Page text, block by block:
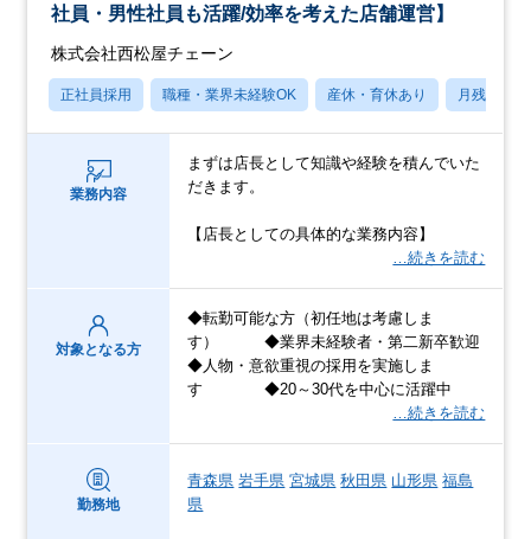
社員・男性社員も活躍/効率を考えた店舗運営】
株式会社西松屋チェーン
正社員採用 職種・業界未経験OK 産休・育休あり 月残業20
業務内容
まずは店長として知識や経験を積んでいた
だきます。
【店長としての具体的な業務内容】
…続きを読む
対象となる方
◆転勤可能な方（初任地は考慮しま
す） ◆業界未経験者・第二新卒歓迎
◆人物・意欲重視の採用を実施しま
す ◆20～30代を中心に活躍中
…続きを読む
勤務地
青森県 岩手県 宮城県 秋田県 山形県 福島
県